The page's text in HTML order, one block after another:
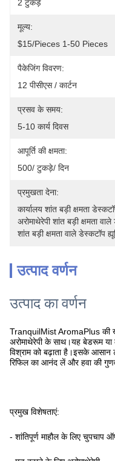
2 टुकड़े
मूल्य:
$15/pieces 1-50 Pieces
पैकेजिंग विवरण:
12 पीसीएस / कार्टन
प्रसव के समय:
5-10 कार्य दिवस
आपूर्ति की क्षमता:
500/ टुकड़े/ दिन
प्रमुखता देना:
कार्यालय शांत बड़ी क्षमता
अरोमाथेरेपी शांत बड़ी क्षमता
शांत बड़ी क्षमता वाले डेस्कटॉप
उत्पाद वर्णन
उत्पाद का वर्णन
TranquilMist AromaPlus की
अरोमाथेरेपी के साथ।यह बेडरूम या
विश्राम को बढ़ाता है।इसके आसान
रिफिल का आनंद लें और हवा की
प्रमुख विशेषताएं:
- शांतिपूर्ण माहौल के लिए चुपचाप